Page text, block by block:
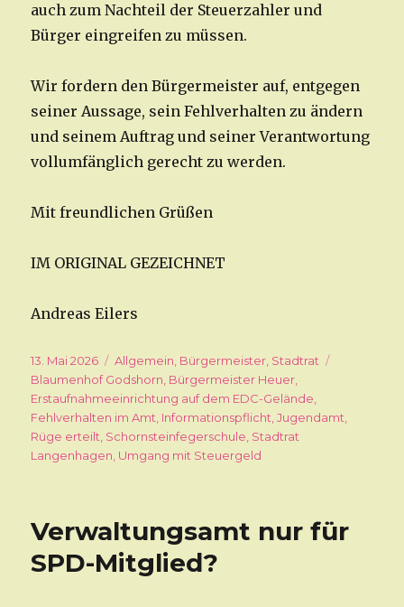
auch zum Nachteil der Steuerzahler und
Bürger eingreifen zu müssen.
Wir fordern den Bürgermeister auf, entgegen
seiner Aussage, sein Fehlverhalten zu ändern
und seinem Auftrag und seiner Verantwortung
vollumfänglich gerecht zu werden.
Mit freundlichen Grüßen
IM ORIGINAL GEZEICHNET
Andreas Eilers
Veröffentlicht
am
13. Mai 2026 Kategorien
Allgemein, Bürgermeister, Stadtrat
Blaumenhof Godshorn, Bürgermeister Heuer,
Erstaufnahmeeinrichtung auf dem EDC-Gelände,
Fehlverhalten im Amt, Informationspflicht,Jugendamt,
Rüge erteilt, Schornsteinfegerschule, Stadtrat
Langenhagen, Umgang mit Steuergeld
Verwaltungsamt nur für
SPD-Mitglied?